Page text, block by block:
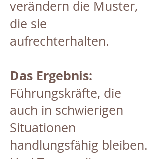
verändern die Muster,
die sie
aufrechterhalten.
Das Ergebnis:
Führungskräfte, die
auch in schwierigen
Situationen
handlungsfähig bleiben.